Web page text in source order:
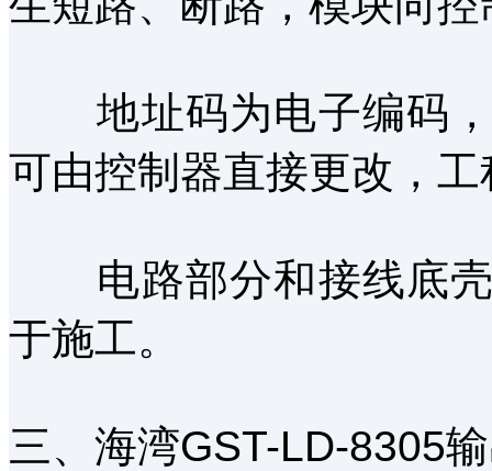
地址码为电子编码，
可由控制器直接更改，
电路部分和接线底壳
于施工。
三、海湾GST-LD-8305